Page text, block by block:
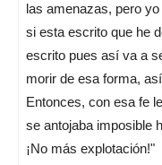
las amenazas, pero
si esta escrito que he
escrito pues así va a
morir de esa forma,
Entonces, con esa fe
se antojaba imposible
¡No más explotación!"